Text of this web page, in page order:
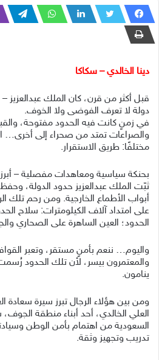
دينا الخالدي – سكاكا
قبل أكثر من قرن، كان الملك عبدالعزيز
دولة لا تعرف الفوضى ولا الخوف.
في زمنٍ كانت فيه الحدود مفتوحة،
والصراعات تمتد من صحراء إلى أخرى…
مختلفًا: طريق الاستقرار.
ثبّت الملك عبدالعزيز حدود الدولة،
أبواب الأطماع الخارجية. ومن رحم تلك
على امتداد آلاف الكيلومترات: سلاح
الحدود؛ العين الساهرة على الصحاري
واليوم… ننعم بأمنٍ مستقر، وتعبر
والمعتمرون بيسر، لأن تلك الحدود
ينامون.
ومن بين هؤلاء الرجال تبرز سيرة سعادة
العلي الخالدي، أحد أبناء منطقة
السعودية من اهتمام بأمن الوطن
تدريب وتجهيز وثقة.